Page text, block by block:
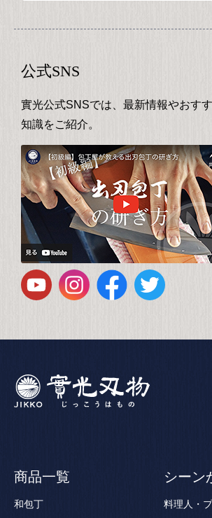
公式SNS
實光公式SNSでは、最新情報やおす
知識をご紹介。
商品一覧
和包丁
シーン
料理人・